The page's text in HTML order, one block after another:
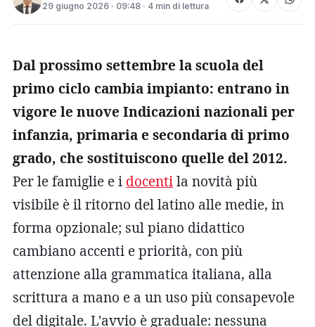
29 giugno 2026 · 09:48 · 4 min di lettura
Dal prossimo settembre la scuola del
primo ciclo cambia impianto: entrano in
vigore le nuove Indicazioni nazionali per
infanzia, primaria e secondaria di primo
grado, che sostituiscono quelle del 2012.
Per le famiglie e i docentila novità più
visibile è il ritorno del latino alle medie, in
forma opzionale; sul piano didattico
cambiano accenti e priorità, con più
attenzione alla grammatica italiana, alla
scrittura a mano e a un uso più consapevole
del digitale. L'avvio è graduale: nessuna